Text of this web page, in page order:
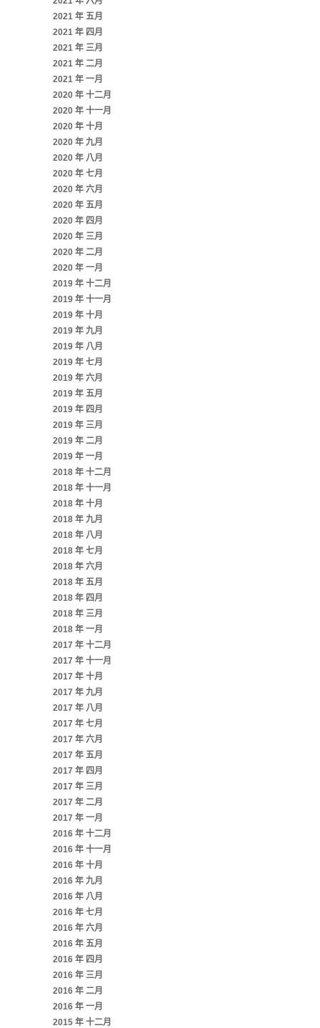
2021 年 五月
2021 年 四月
2021 年 三月
2021 年 二月
2021 年 一月
2020 年 十二月
2020 年 十一月
2020 年 十月
2020 年 九月
2020 年 八月
2020 年 七月
2020 年 六月
2020 年 五月
2020 年 四月
2020 年 三月
2020 年 二月
2020 年 一月
2019 年 十二月
2019 年 十一月
2019 年 十月
2019 年 九月
2019 年 八月
2019 年 七月
2019 年 六月
2019 年 五月
2019 年 四月
2019 年 三月
2019 年 二月
2019 年 一月
2018 年 十二月
2018 年 十一月
2018 年 十月
2018 年 九月
2018 年 八月
2018 年 七月
2018 年 六月
2018 年 五月
2018 年 四月
2018 年 三月
2018 年 一月
2017 年 十二月
2017 年 十一月
2017 年 十月
2017 年 九月
2017 年 八月
2017 年 七月
2017 年 六月
2017 年 五月
2017 年 四月
2017 年 三月
2017 年 二月
2017 年 一月
2016 年 十二月
2016 年 十一月
2016 年 十月
2016 年 九月
2016 年 八月
2016 年 七月
2016 年 六月
2016 年 五月
2016 年 四月
2016 年 三月
2016 年 二月
2016 年 一月
2015 年 十二月